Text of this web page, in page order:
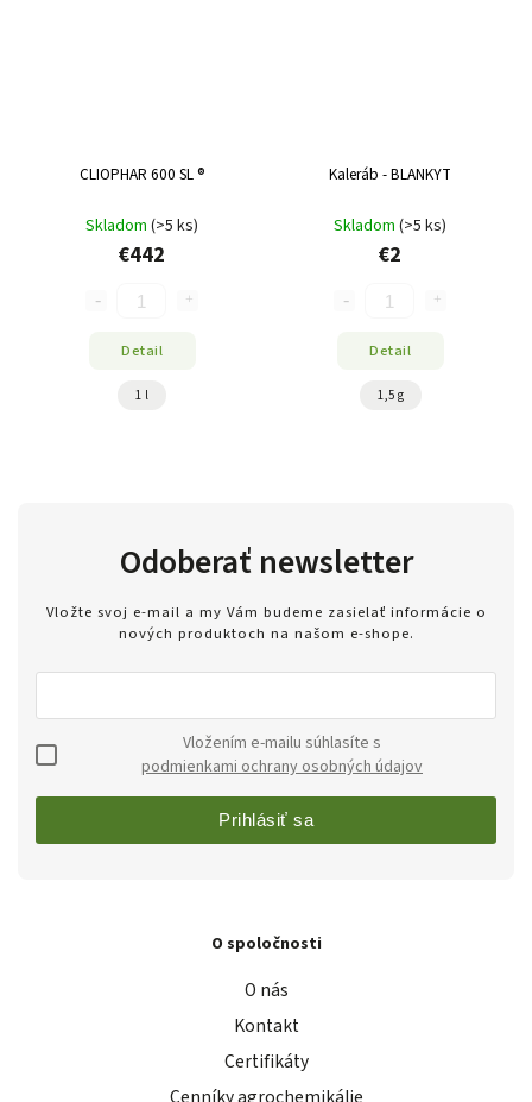
CLIOPHAR 600 SL ®
Skladom (>5 ks)
€442
Detail
1 l
Kaleráb - BLANKYT
Skladom (>5 ks)
€2
Detail
1,5 g
Odoberať newsletter
Vložte svoj e-mail a my Vám budeme zasielať informácie o
nových produktoch na našom e-shope.
podmienkami ochrany osobných údajov
Prihlásiť sa
O spoločnosti
O nás
Kontakt
Certifikáty